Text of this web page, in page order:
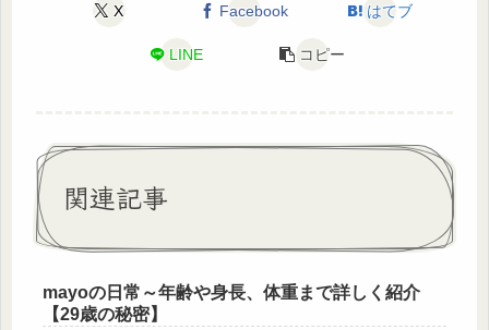
X Facebook はてブ
LINE コピー
関連記事
mayoの日常～年齢や身長、体重まで詳しく紹介
【29歳の秘密】